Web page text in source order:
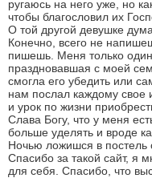
ругаюсь на него уже, но
чтобы благословил их
О той другой девушке
Конечно, всего не
пишешь. Меня только
праздновавшая с моей
смогла его убедить или
нам послал каждому свое
и урок по жизни
Слава Богу, что у меня
больше уделять и вроде
Ночью ложишся в постель
Спасибо за такой сайт, я
для себя. Спасибо, что